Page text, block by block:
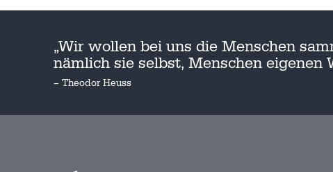
„Wir wollen bei uns die Menschen
nämlich sie selbst, Menschen eigenen
– Theodor Heuss